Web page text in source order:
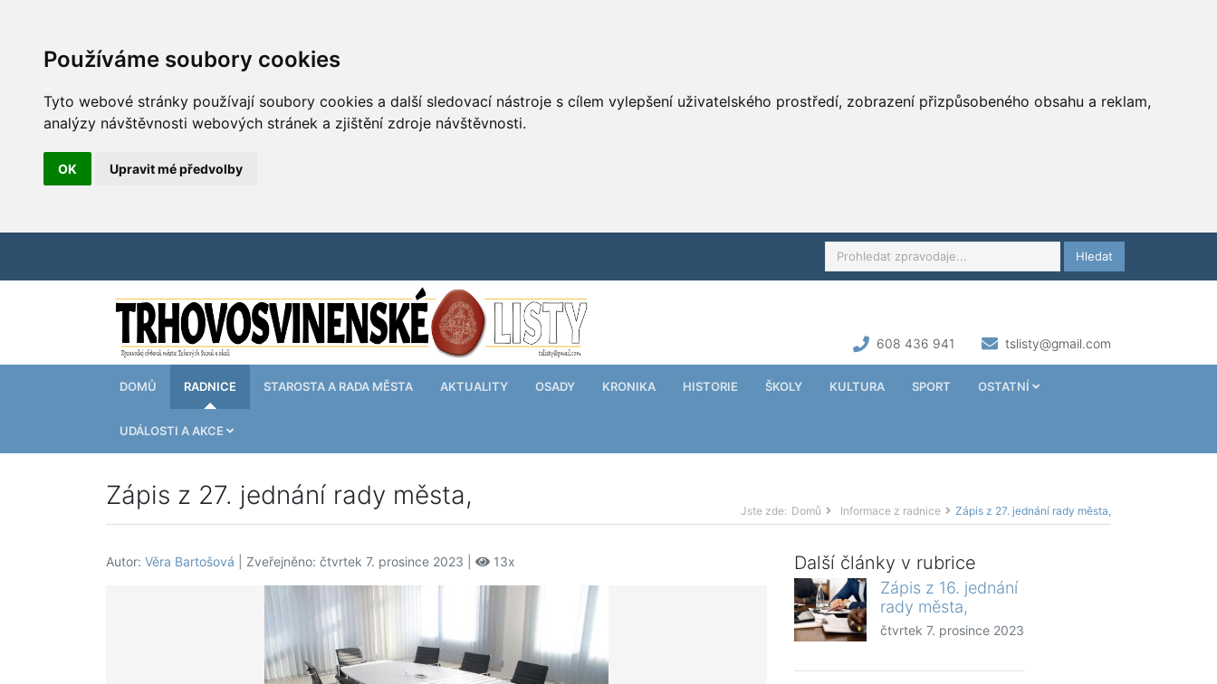
Používáme soubory cookies
Tyto webové stránky používají soubory cookies a další sledovací nástroje s cílem vylepšení uživatelského prostředí, zobrazení přizpůsobeného obsahu a reklam,
analýzy návštěvnosti webových stránek a zjištění zdroje návštěvnosti.
OK Upravit mé předvolby
Hledat
608 436 941 tslisty@gmail.com
DOMŮ RADNICE STAROSTA A RADA MĚSTA AKTUALITY OSADY KRONIKA HISTORIE ŠKOLY KULTURA SPORT OSTATNÍ
UDÁLOSTI A AKCE
Zápis z 27. jednání rady města,
Jste zde: Domů Informace z radnice Zápis z 27. jednání rady města,
Autor: Věra Bartošová | Zveřejněno: čtvrtek 7. prosince 2023 | 13x Další články v rubrice
Zápis z 16. jednání
rady města,
čtvrtek 7. prosince 2023